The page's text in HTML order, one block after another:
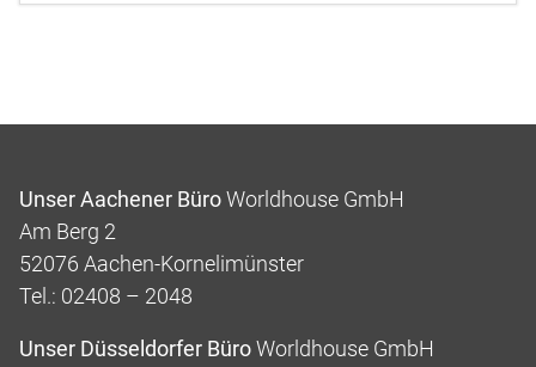
Unser Aachener BüroWorldhouse GmbH
Am Berg 2
52076 Aachen-Kornelimünster
Tel.: 02408 – 2048
Unser Düsseldorfer BüroWorldhouse GmbH